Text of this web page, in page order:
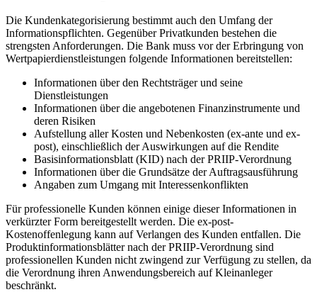
Die Kundenkategorisierung bestimmt auch den Umfang der
Informationspflichten. Gegenüber Privatkunden bestehen die
strengsten Anforderungen. Die Bank muss vor der Erbringung von
Wertpapierdienstleistungen folgende Informationen bereitstellen:
Informationen über den Rechtsträger und seine
Dienstleistungen
Informationen über die angebotenen Finanzinstrumente und
deren Risiken
Aufstellung aller Kosten und Nebenkosten (ex-ante und ex-
post), einschließlich der Auswirkungen auf die Rendite
Basisinformationsblatt (KID) nach der PRIIP-Verordnung
Informationen über die Grundsätze der Auftragsausführung
Angaben zum Umgang mit Interessenkonflikten
Für professionelle Kunden können einige dieser Informationen in
verkürzter Form bereitgestellt werden. Die ex-post-
Kostenoffenlegung kann auf Verlangen des Kunden entfallen. Die
Produktinformationsblätter nach der PRIIP-Verordnung sind
professionellen Kunden nicht zwingend zur Verfügung zu stellen, da
die Verordnung ihren Anwendungsbereich auf Kleinanleger
beschränkt.